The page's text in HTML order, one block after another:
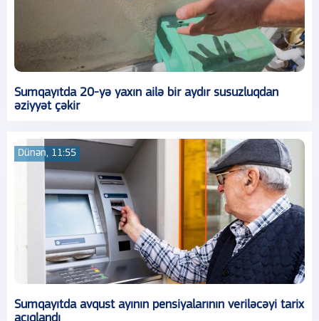
Sumqayıtda 20-yə yaxın ailə bir aydır susuzluqdan
əziyyət çəkir
Dünən, 11:55
Sumqayıtda avqust ayının pensiyalarının veriləcəyi tarix